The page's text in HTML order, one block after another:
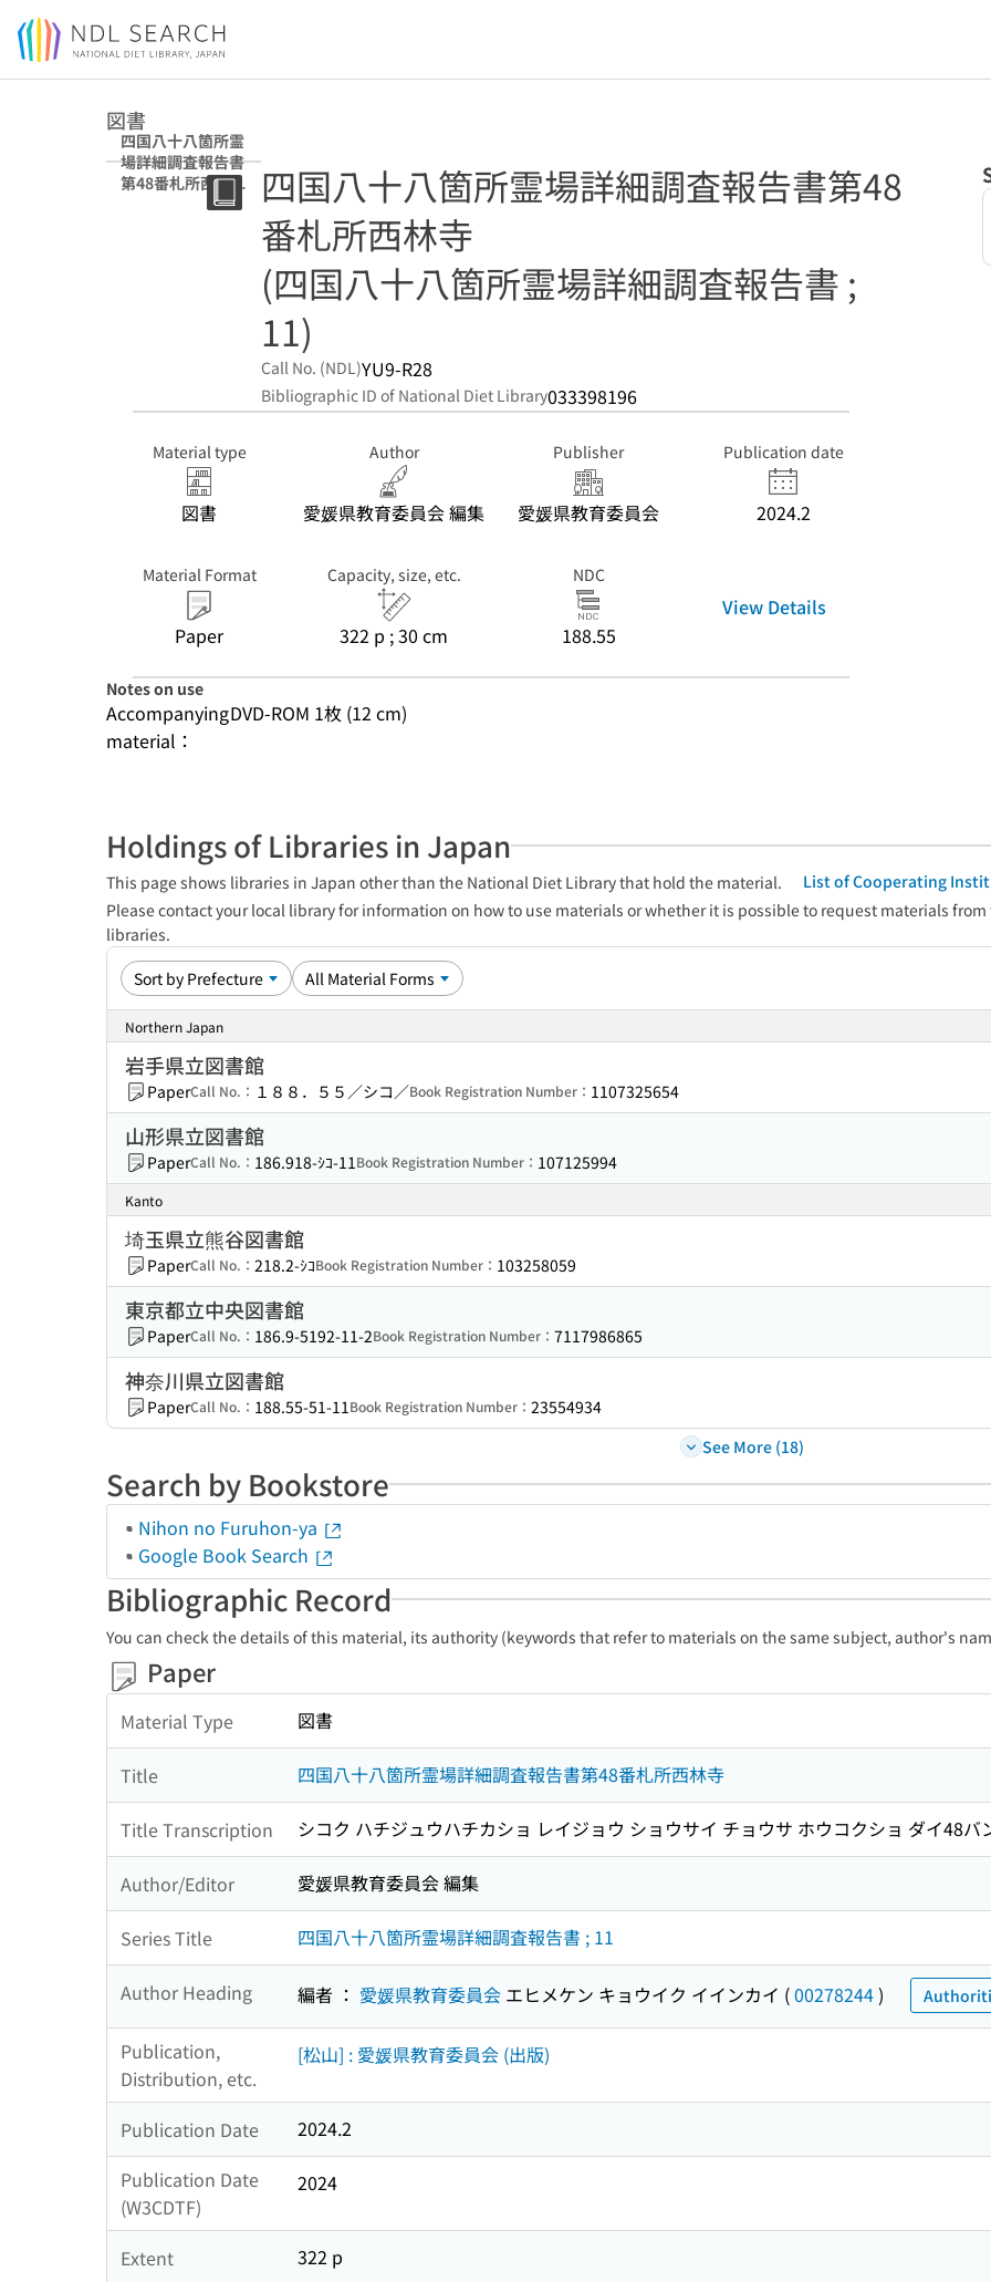
Jump to main content
図書
四国八十八箇所霊
場詳細調査報告書
第48番札所西林寺
(四国八十八箇所
四国八十八箇所霊場詳細調査報告書第48
番札所西林寺
(四国八十八箇所霊場詳細調査報告書 ;
11)
Call No. (NDL)YU9-R28
Bibliographic ID of National Diet Library033398196
Material type
図書
Author
愛媛県教育委員会 編集
Publisher
愛媛県教育委員会
Publication date
2024.2
Material Format
Paper
Capacity, size, etc.
322 p ; 30 cm
NDC
188.55
View Details
Notes on use
Accompanying
material：
DVD-ROM 1枚 (12 cm)
Holdings of Libraries in Japan
This page shows libraries in Japan other than the National Diet Library that hold the material.
List of Cooperating
Please contact your local library for information on how to use materials or whether it is possible to request materials
libraries.
Northern Japan
岩手県立図書館
PaperCall No.： １８８．５５／シコ／Book Registration Number： 1107325654
山形県立図書館
PaperCall No.： 186.918-ｼｺ-11Book Registration Number： 107125994
Kanto
埼玉県立熊谷図書館
PaperCall No.： 218.2-ｼｺBook Registration Number： 103258059
東京都立中央図書館
PaperCall No.： 186.9-5192-11-2Book Registration Number： 7117986865
神奈川県立図書館
PaperCall No.： 188.55-51-11Book Registration Number： 23554934
See More (18)
Search by Bookstore
Nihon no Furuhon-ya
Google Book Search
Bibliographic Record
You can check the details of this material, its authority (keywords that refer to materials on the same subject, author's
Paper
Material Type 図書
Title 四国八十八箇所霊場詳細調査報告書第48番札所西林寺
Title Transcription シコク ハチジュウハチカショ レイジョウ ショウサイ チョウサ ホウコクショ ダイ48バ
Author/Editor 愛媛県教育委員会 編集
Series Title 四国八十八箇所霊場詳細調査報告書 ; 11
Author Heading 編者 ： 愛媛県教育委員会 エヒメケン キョウイク イインカイ (00278244)
Publication,
Distribution, etc.
[松山] : 愛媛県教育委員会 (出版)
Publication Date
2024.2
Publication Date
(W3CDTF)
2024
Extent 322 p